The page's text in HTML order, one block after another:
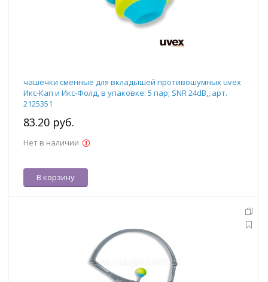
чашечки сменные для вкладышей противошумных uvex
Икс-Кап и Икс-Фолд, в упаковке: 5 пар; SNR 24dB,, арт.
2125351
83.20 руб.
Нет в наличии
В корзину